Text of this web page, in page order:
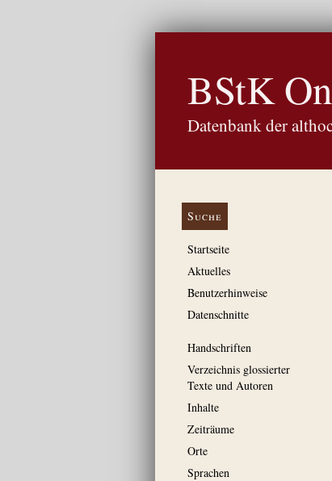
BStK
Datenbank der
Suche
Startseite
Aktuelles
Benutzerhinweise
Datenschnitte
Handschriften
Verzeichnis glossierter
Texte und Autoren
Inhalte
Zeiträume
Orte
Sprachen